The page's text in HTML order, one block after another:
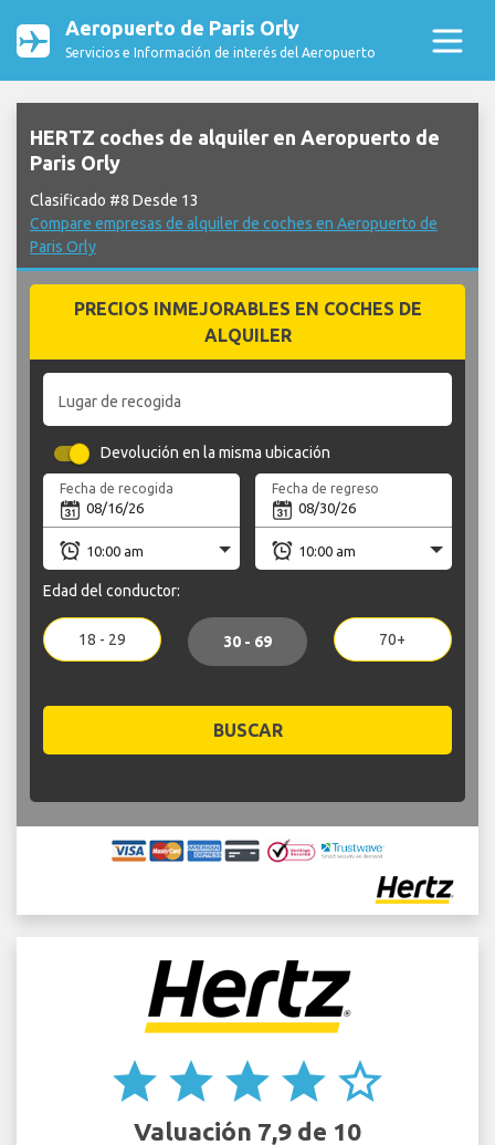
Aeropuerto de Paris Orly
Servicios e Información de interés del Aeropuerto
HERTZ coches de alquiler en Aeropuerto de
Paris Orly
Clasificado #8 Desde 13
Compare empresas de alquiler de coches en Aeropuerto de
Paris Orly
PRECIOS INMEJORABLES EN COCHES DE
ALQUILER
Lugar de recogida
Devolución en la misma ubicación
Fecha de recogida Fecha de regreso
Edad del conductor:
18 - 29 30 - 69 70+
BUSCAR
star star star star star_border
Valuación 7,9 de 10